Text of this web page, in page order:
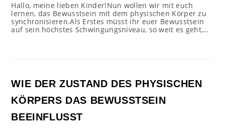
Hallo, meine lieben Kinder!Nun wollen wir mit euch
lernen, das Bewusstsein mit dem physischen Körper zu
synchronisieren.Als Erstes müsst ihr euer Bewusstsein
auf sein höchstes Schwingungsniveau, so weit es geht,…
WIE DER ZUSTAND DES PHYSISCHEN
KÖRPERS DAS BEWUSSTSEIN
BEEINFLUSST